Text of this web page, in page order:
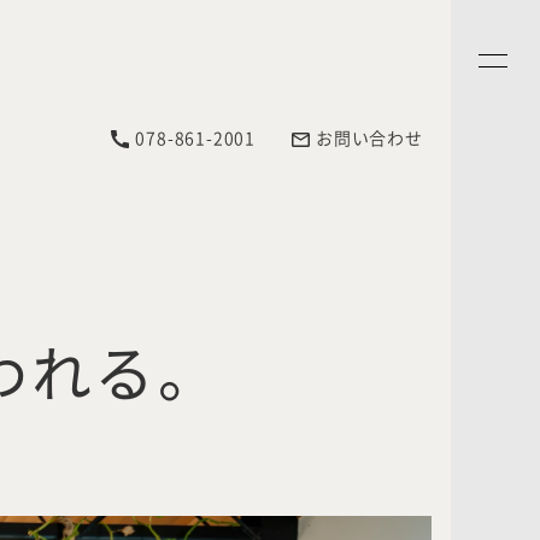
078-861-2001 お問い合わせ
る。